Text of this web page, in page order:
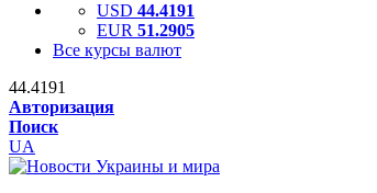
USD 44.4191
EUR 51.2905
Все курсы валют
44.4191
Авторизация
Поиск
UA